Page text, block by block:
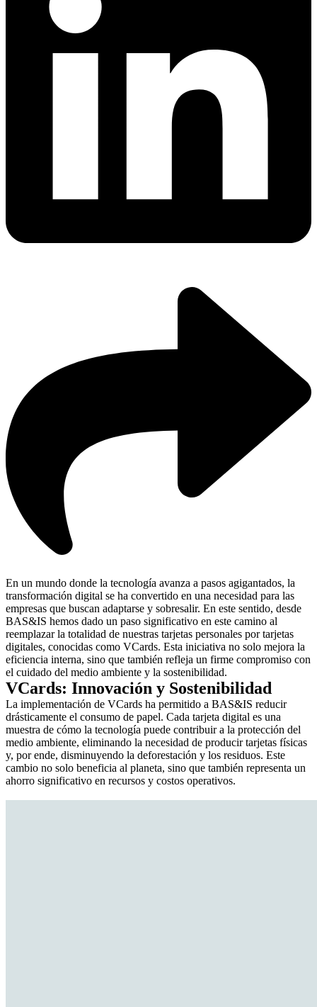
En un mundo donde la tecnología avanza a pasos agigantados, la
transformación digital se ha convertido en una necesidad para las
empresas que buscan adaptarse y sobresalir. En este sentido, desde
BAS&IS hemos dado un paso significativo en este camino al
reemplazar la totalidad de nuestras tarjetas personales por tarjetas
digitales, conocidas como VCards. Esta iniciativa no solo mejora la
eficiencia interna, sino que también refleja un firme compromiso con
el cuidado del medio ambiente y la sostenibilidad.
VCards: Innovación y Sostenibilidad
La implementación de VCards ha permitido a BAS&IS reducir
drásticamente el consumo de papel. Cada tarjeta digital es una
muestra de cómo la tecnología puede contribuir a la protección del
medio ambiente, eliminando la necesidad de producir tarjetas físicas
y, por ende, disminuyendo la deforestación y los residuos. Este
cambio no solo beneficia al planeta, sino que también representa un
ahorro significativo en recursos y costos operativos.